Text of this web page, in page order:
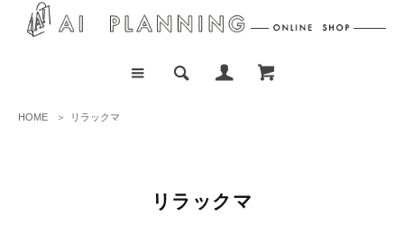
HOME ＞ リラックマ
リラックマ